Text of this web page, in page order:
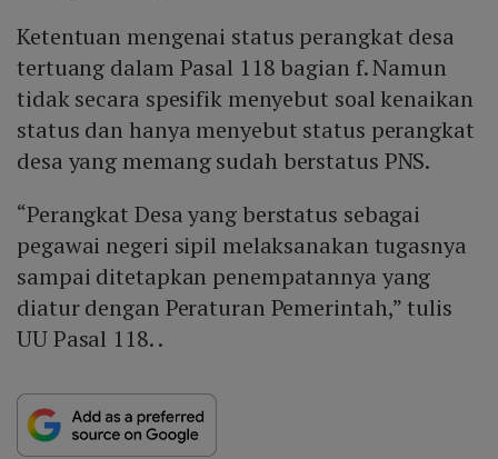
Ketentuan mengenai status perangkat desa
tertuang dalam Pasal 118 bagian f. Namun
tidak secara spesifik menyebut soal kenaikan
status dan hanya menyebut status perangkat
desa yang memang sudah berstatus PNS.
“Perangkat Desa yang berstatus sebagai
pegawai negeri sipil melaksanakan tugasnya
sampai ditetapkan penempatannya yang
diatur dengan Peraturan Pemerintah,” tulis
UU Pasal 118. .